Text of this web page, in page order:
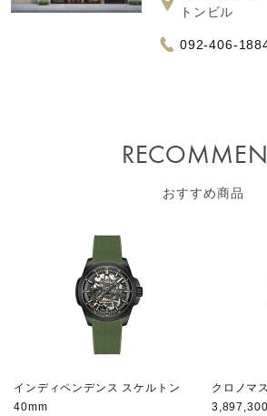
トンビル
092-406-
おすすめ商品
インディペンデンス スケルトン
40mm
クロノマ